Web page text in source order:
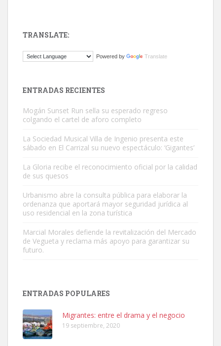
El ayuntamiento se va a llevar a Los Gatos callejeros de la zona los
Este gato macho ha aparecido en la calle hace menos de un mes,
Leales.org » Gran Canaria | 9.7.2025
Leales.org » Gran Canaria
TRANSLATE:
Powered by Translate
ENTRADAS RECIENTES
Mogán Sunset Run sella su esperado regreso
colgando el cartel de aforo completo
La Sociedad Musical Villa de Ingenio presenta este
sábado en El Carrizal su nuevo espectáculo: ‘Gigantes’
La Gloria recibe el reconocimiento oficial por la calidad
de sus quesos
Urbanismo abre la consulta pública para elaborar la
ordenanza que aportará mayor seguridad jurídica al
uso residencial en la zona turística
Marcial Morales defiende la revitalización del Mercado
de Vegueta y reclama más apoyo para garantizar su
futuro.
ENTRADAS POPULARES
Migrantes: entre el drama y el negocio
19 septiembre, 2020